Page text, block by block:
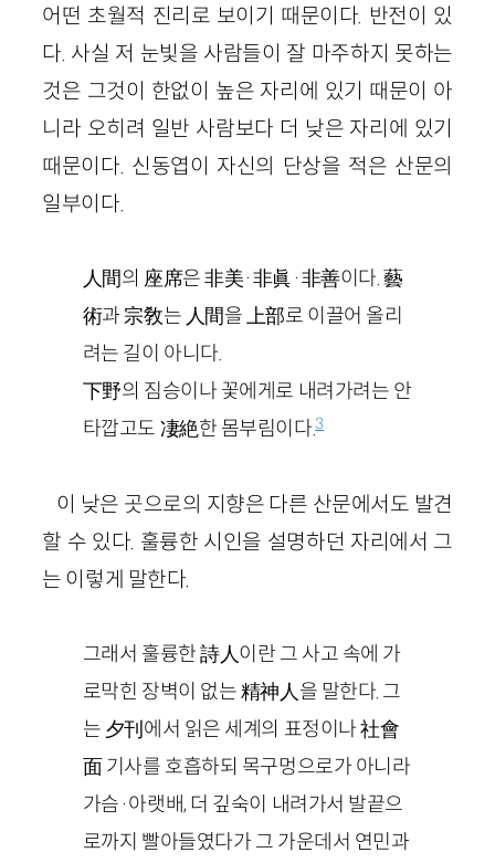
어떤 초월적 진리로 보이기 때문이다. 반전이 있
다. 사실 저 눈빛을 사람들이 잘 마주하지 못하는
것은 그것이 한없이 높은 자리에 있기 때문이 아
니라 오히려 일반 사람보다 더 낮은 자리에 있기
때문이다. 신동엽이 자신의 단상을 적은 산문의
일부이다.
人間의 座席은 非美·非眞·非善이다. 藝
術과 宗敎는 人間을 上部로 이끌어 올리
려는 길이 아니다.
下野의 짐승이나 꽃에게로 내려가려는 안
타깝고도 凄絶한 몸부림이다.3
이 낮은 곳으로의 지향은 다른 산문에서도 발견
할 수 있다. 훌륭한 시인을 설명하던 자리에서 그
는 이렇게 말한다.
그래서 훌륭한 詩人이란 그 사고 속에 가
로막힌 장벽이 없는 精神人을 말한다. 그
는 夕刊에서 읽은 세계의 표정이나 社會
面 기사를 호흡하되 목구멍으로가 아니라
가슴·아랫배, 더 깊숙이 내려가서 발끝으
로까지 빨아들였다가 그 가운데서 연민과